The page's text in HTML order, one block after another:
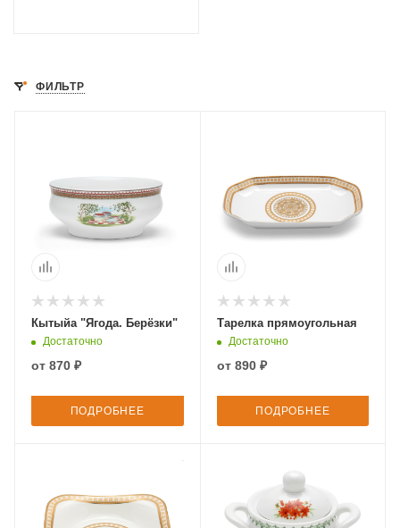
ФИЛЬТР
Кытыйа "Ягода. Берёзки"
Достаточно
от 870 ₽
ПОДРОБНЕЕ
Тарелка прямоугольная
Достаточно
от 890 ₽
ПОДРОБНЕЕ